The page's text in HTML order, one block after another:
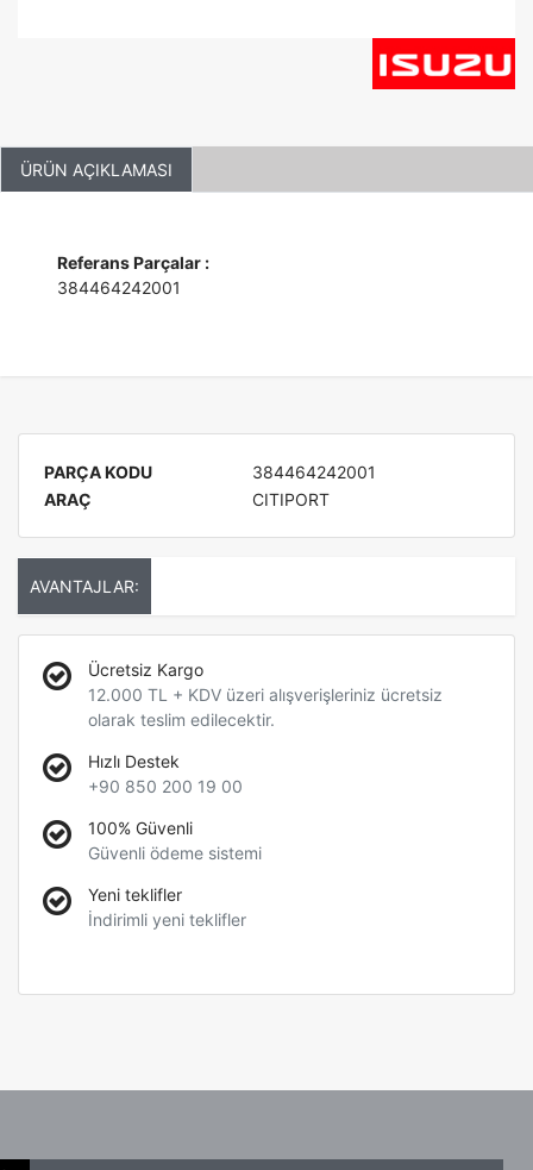
ÜRÜN AÇIKLAMASI
Referans Parçalar :
384464242001
PARÇA KODU
384464242001
ARAÇ
CITIPORT
AVANTAJLAR:
Ücretsiz Kargo
12.000 TL + KDV üzeri alışverişleriniz ücretsiz
olarak teslim edilecektir.
Hızlı Destek
+90 850 200 19 00
100% Güvenli
Güvenli ödeme sistemi
Yeni teklifler
İndirimli yeni teklifler